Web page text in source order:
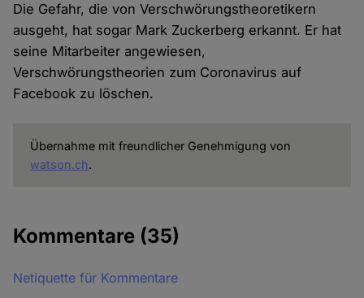
Die Gefahr, die von Verschwörungstheoretikern
ausgeht, hat sogar Mark Zuckerberg erkannt. Er hat
seine Mitarbeiter angewiesen,
Verschwörungstheorien zum Coronavirus auf
Facebook zu löschen.
Übernahme mit freundlicher Genehmigung von
watson.ch.
Kommentare (35)
Netiquette für Kommentare